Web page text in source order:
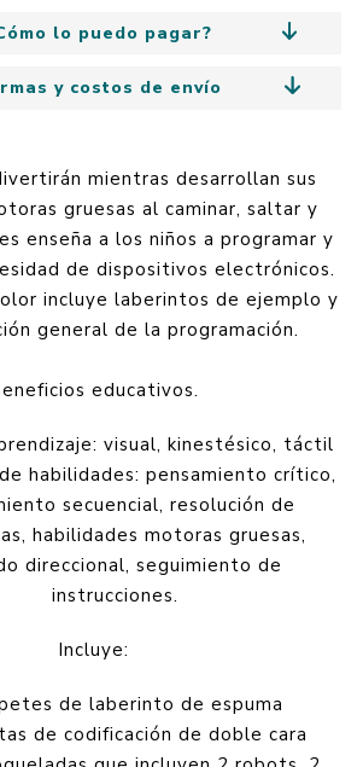
lo puedo pagar?
y costos de envío
mientras desarrollan sus
gruesas al caminar, saltar y
enseña a los niños a programar y
de dispositivos electrónicos.
incluye laberintos de ejemplo y
general de la programación.
educativos.
visual, kinestésico, táctil
habilidades: pensamiento crítico,
secuencial, resolución de
habilidades motoras gruesas,
direccional, seguimiento de
instrucciones.
Incluye:
de laberinto de espuma
de codificación de doble cara